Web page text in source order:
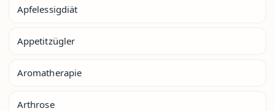
Apfelessigdiät
Appetitzügler
Aromatherapie
Arthrose